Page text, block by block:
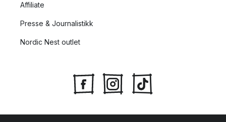
Affiliate
Presse & Journalistikk
Nordic Nest outlet